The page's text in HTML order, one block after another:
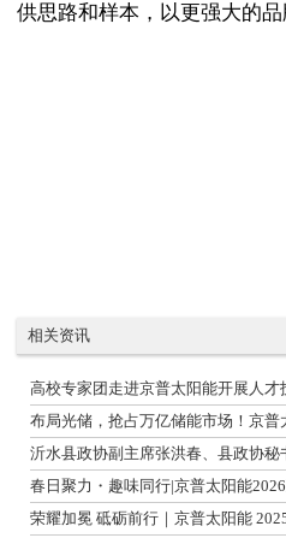
供思路和样本，以更强大的品
相关资讯
高校专家团走进京普太阳能开展人才
布局光储，抢占万亿储能市场！京普
会！
沂水县政协副主席张洪春、县政协
调研
春日聚力・趣味同行|京普太阳能
荣耀加冕 砥砺前行｜京普太阳能